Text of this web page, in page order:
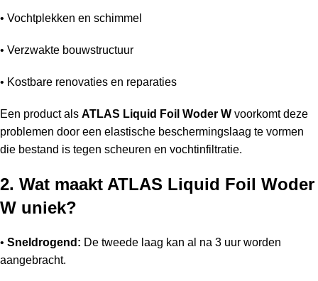
• Vochtplekken en schimmel
• Verzwakte bouwstructuur
• Kostbare renovaties en reparaties
Een product als ATLAS Liquid Foil Woder W voorkomt deze
problemen door een elastische beschermingslaag te vormen
die bestand is tegen scheuren en vochtinfiltratie.
2. Wat maakt ATLAS Liquid Foil Woder
W uniek?
• Sneldrogend: De tweede laag kan al na 3 uur worden
aangebracht.